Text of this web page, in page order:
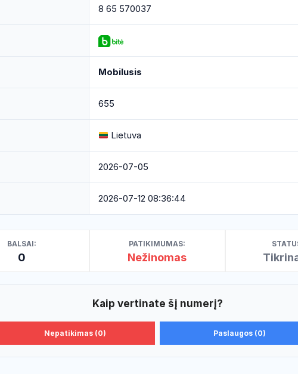
8 65 570037
Mobilusis
655
Lietuva
2026-07-05
2026-07-12 08:36:44
BALSAI:
0
PATIKIMUMAS:
Nežinomas
Kaip vertinate šį numerį?
Nepatikimas (0) Paslaugos (0)